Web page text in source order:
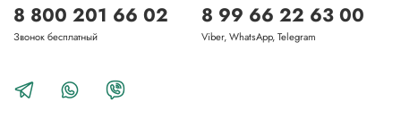
8 800 201 66 02
Звонок бесплатный
8 99 66 22 63 00
Viber, WhatsApp, Telegram